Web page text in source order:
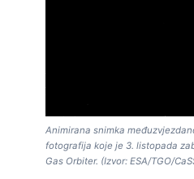
Animirana snimka
fotografija koje je 3. listopada
Gas Orbiter. (Izvor: ESA/TGO/